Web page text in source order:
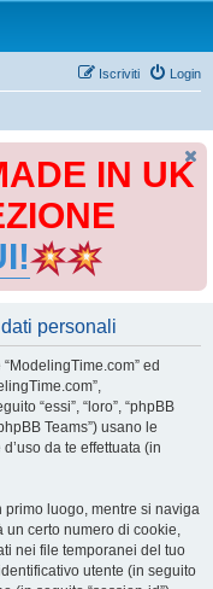
Login
Iscriviti
IN UK
personali
ed
“essi”, “loro”, “phpBB
Teams”) usano le
da te effettuata (in
primo luogo, mentre si naviga
un certo numero di cookie,
nei file temporanei del tuo
utente (in seguito